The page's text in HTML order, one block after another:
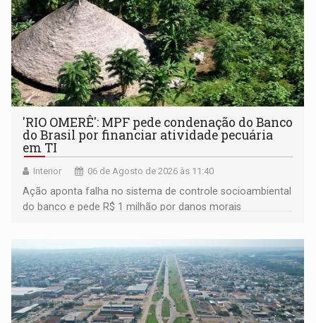
'RIO OMERÊ': MPF pede condenação do Banco
do Brasil por financiar atividade pecuária
em TI
Interior 06 de Agosto de 2026 às 11:40
Ação aponta falha no sistema de controle socioambiental
do banco e pede R$ 1 milhão por danos morais